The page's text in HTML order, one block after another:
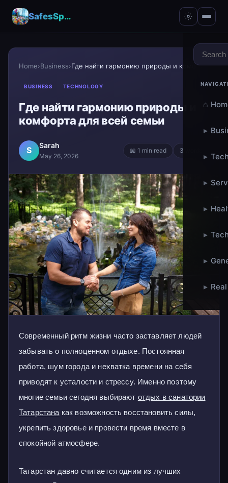
SafesSpace – A Secure Place for Growth & Support
⌂
▸
▸
▸
▸
▸
▸
▸
Home›Business› Где найти гармонию природы и комфорта для всей сем...
BUSINESS TECHNOLOGY
Где найти гармонию природы и
комфорта для всей семьи
S Sarah
May 26, 2026
📖 1 min read 3 words
Современный ритм жизни часто заставляет людей
забывать о полноценном отдыхе. Постоянная
работа, шум города и нехватка времени на себя
приводят к усталости и стрессу. Именно поэтому
многие семьи сегодня выбирают отдых в санатории
Татарстана как возможность восстановить силы,
укрепить здоровье и провести время вместе в
спокойной атмосфере.
Татарстан давно считается одним из лучших